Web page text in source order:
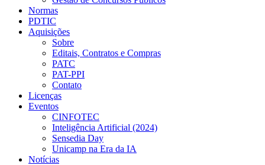
Normas
PDTIC
Aquisições
Sobre
Editais, Contratos e Compras
PATC
PAT-PPI
Contato
Licenças
Eventos
CINFOTEC
Inteligência Artificial (2024)
Sensedia Day
Unicamp na Era da IA
Notícias